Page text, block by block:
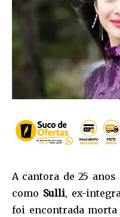
A cantora de 25
como Sulli, ex-
foi encontrada